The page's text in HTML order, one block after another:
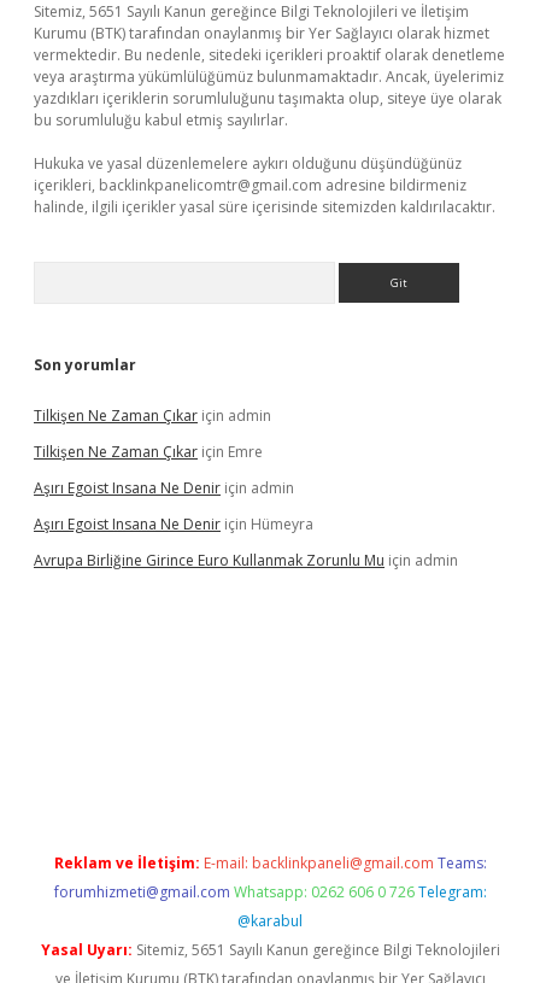
Sitemiz, 5651 Sayılı Kanun gereğince Bilgi Teknolojileri ve İletişim
Kurumu (BTK) tarafından onaylanmış bir Yer Sağlayıcı olarak hizmet
vermektedir. Bu nedenle, sitedeki içerikleri proaktif olarak denetleme
veya araştırma yükümlülüğümüz bulunmamaktadır. Ancak, üyelerimiz
yazdıkları içeriklerin sorumluluğunu taşımakta olup, siteye üye olarak
bu sorumluluğu kabul etmiş sayılırlar.
Hukuka ve yasal düzenlemelere aykırı olduğunu düşündüğünüz
içerikleri, backlinkpanelicomtr@gmail.com adresine bildirmeniz
halinde, ilgili içerikler yasal süre içerisinde sitemizden kaldırılacaktır.
Son yorumlar
Tilkişen Ne Zaman Çıkar için admin
Tilkişen Ne Zaman Çıkar için Emre
Aşırı Egoist Insana Ne Denir için admin
Aşırı Egoist Insana Ne Denir için Hümeyra
Avrupa Birliğine Girince Euro Kullanmak Zorunlu Mu için admin
Reklam ve İletişim: E-mail: backlinkpaneli@gmail.com Teams:
forumhizmeti@gmail.com Whatsapp: 0262 606 0 726 Telegram:
@karabul
Yasal Uyarı: Sitemiz, 5651 Sayılı Kanun gereğince Bilgi Teknolojileri
ve İletişim Kurumu (BTK) tarafından onaylanmış bir Yer Sağlayıcı